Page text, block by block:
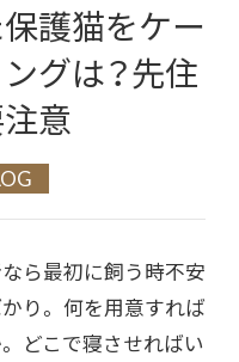
護猫をケー
グは？先住
意
ら最初に飼う時不安
り。 何を用意すれば
どこで寝させればい